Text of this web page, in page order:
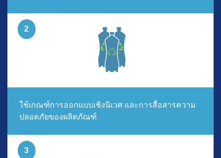
ใช้เกณฑ์การออกแบบเชิงนิเวศ และการสื่อสารความ
ปลอดภัยของผลิตภัณฑ์